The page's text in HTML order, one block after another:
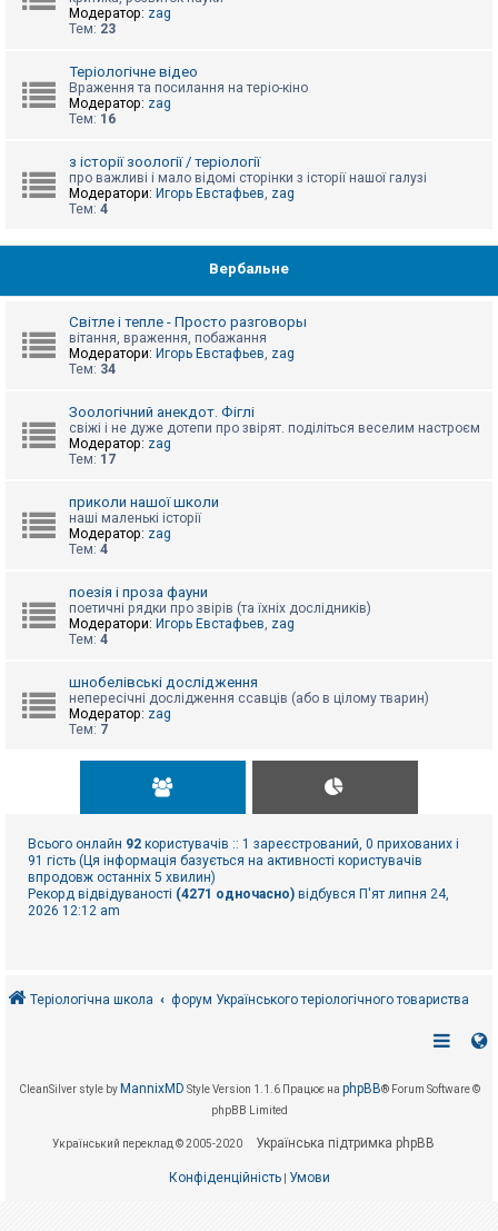
Модератор: zag
Тем: 23
Теріологічне відео
Враження та посилання на теріо-кіно
Модератор: zag
Тем: 16
з історії зоології / теріології
про важливі і мало відомі сторінки з історії нашої галузі
Модератори: Игорь Евстафьев, zag
Тем: 4
Вербальне
Світле і тепле - Просто разговоры
вітання, враження, побажання
Модератори: Игорь Евстафьев, zag
Тем: 34
Зоологічний анекдот. Фіглі
свіжі і не дуже дотепи про звірят. поділіться веселим настроєм
Модератор: zag
Тем: 17
приколи нашої школи
наші маленькі історії
Модератор: zag
Тем: 4
поезія і проза фауни
поетичні рядки про звірів (та їхніх дослідників)
Модератори: Игорь Евстафьев, zag
Тем: 4
шнобелівські дослідження
непересічні дослідження ссавців (або в цілому тварин)
Модератор: zag
Тем: 7
Всього онлайн 92 користувачів :: 1 зареєстрований, 0 прихованих і
91 гість (Ця інформація базується на активності користувачів
впродовж останніх 5 хвилин)
Рекорд відвідуваності (4271 одночасно) відбувся П'ят липня 24,
2026 12:12 am
Теріологічна школа форум Українського теріологічного товариства
CleanSilver style by MannixMD Style Version 1.1.6 Працює на phpBB® Forum Software ©
phpBB Limited
Український переклад © 2005-2020 Українська підтримка phpBB
Конфіденційність| Умови